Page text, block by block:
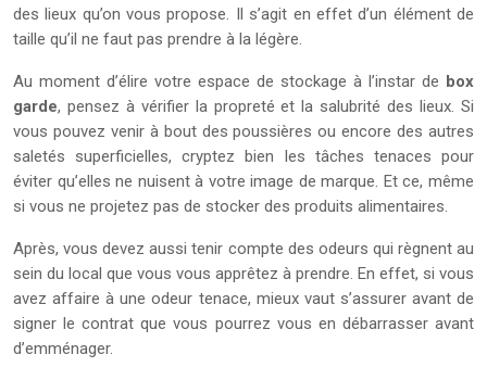
des lieux qu’on vous propose. Il s’agit en effet d’un élément de
taille qu’il ne faut pas prendre à la légère.
Au moment d’élire votre espace de stockage à l’instar de box
garde, pensez à vérifier la propreté et la salubrité des lieux. Si
vous pouvez venir à bout des poussières ou encore des autres
saletés superficielles, cryptez bien les tâches tenaces pour
éviter qu’elles ne nuisent à votre image de marque. Et ce, même
si vous ne projetez pas de stocker des produits alimentaires.
Après, vous devez aussi tenir compte des odeurs qui règnent au
sein du local que vous vous apprêtez à prendre. En effet, si vous
avez affaire à une odeur tenace, mieux vaut s’assurer avant de
signer le contrat que vous pourrez vous en débarrasser avant
d’emménager.